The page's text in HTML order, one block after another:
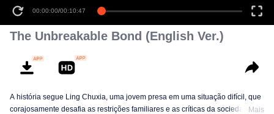
00:00:00/00:10:47
The Unbreakable Bond (English Ver.)
A história segue Ling Chuxia, uma jovem presa em uma situação difícil, que
corajosamente desafia as restrições familiares e as críticas da sociedade.Mais